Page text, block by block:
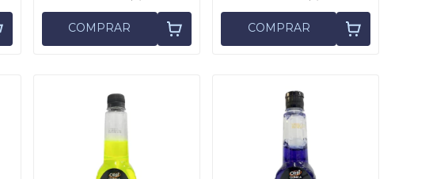
COMPRAR COMPRAR